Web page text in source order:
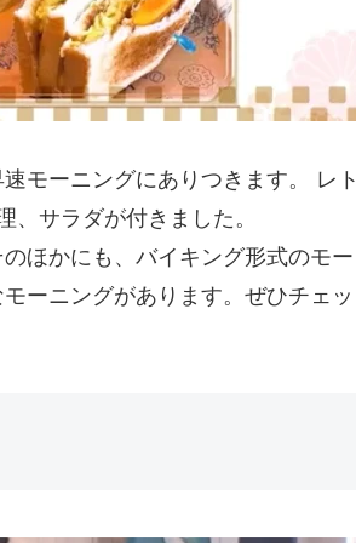
モーニングにありつきます。 レト
サラダが付きました。
ほかにも、バイキング形式のモー
ーニングがあります。ぜひチェッ